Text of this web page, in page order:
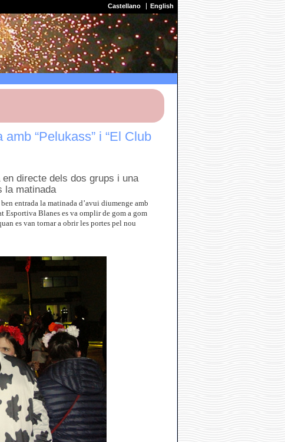
Castellano English
“Pelukass” i “El Club
directe dels dos grups i una
la matinada
entrada la matinada d’avui diumenge amb
Esportiva Blanes es va omplir de gom a gom
es van tornar a obrir les portes pel nou